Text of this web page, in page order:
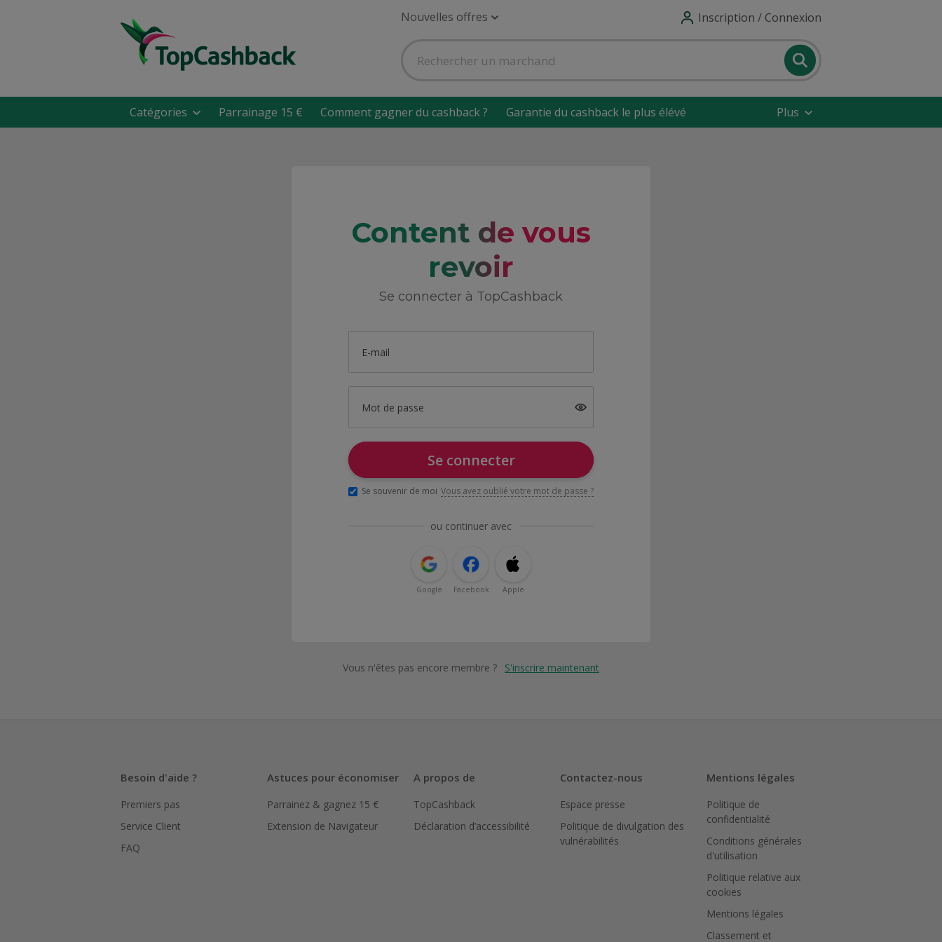
Nouvelles offres Inscription / Connexion
Catégories Parrainage 15 € Comment gagner du cashback ? Garantie du cashback le plus élévé Plus
Content de vous
revoir
Se connecter à TopCashback
E-mail
Mot de passe
Se connecter
Se souvenir de moi Vous avez oublié votre mot de passe ?
ou continuer avec
Google Facebook Apple
Vous n'êtes pas encore membre ? S'inscrire maintenant
Besoin d'aide ?
Premiers pas
Service Client
FAQ
Astuces pour économiser
Parrainez & gagnez 15 €
Extension de Navigateur
A propos de
TopCashback
Déclaration d’accessibilité
Contactez-nous
Espace presse
Politique de divulgation des
vulnérabilités
Mentions légales
Politique de
confidentialité
Conditions générales
d'utilisation
Politique relative aux
cookies
Mentions légales
Classement et